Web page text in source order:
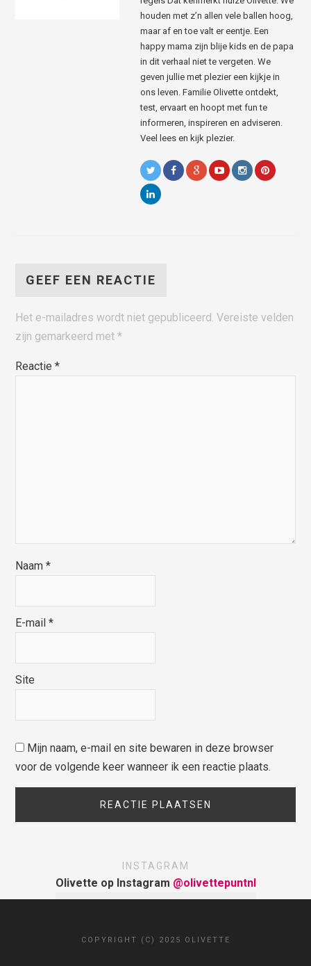
houden met z’n allen vele ballen hoog,
maar af en toe valt er eentje. Een
happy mama zijn blije kids en de papa
in dit verhaal niet te vergeten. We
geven jullie met plezier een kijkje in
ons leven. Familie Olivette ontdekt,
test, ervaart en hoopt met fun te
informeren, inspireren en adviseren.
Veel lees en kijk plezier.
GEEF EEN REACTIE
Het e-mailadres wordt niet gepubliceerd. Vereiste velden
zijn gemarkeerd met*
Reactie*
Naam*
E-mail*
Site
Mijn naam, e-mail en site bewaren in deze browser
voor de volgende keer wanneer ik een reactie plaats.
INSTAGRAM
Olivette op Instagram @olivettepuntnl
COPYRIGHT (C) 2025 OLIVETTE